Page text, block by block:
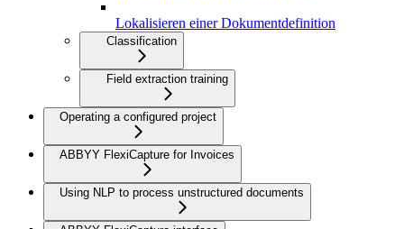
Lokalisieren einer Dokumentdefinition
Classification
Field extraction training
Operating a configured project
ABBYY FlexiCapture for Invoices
Using NLP to process unstructured documents